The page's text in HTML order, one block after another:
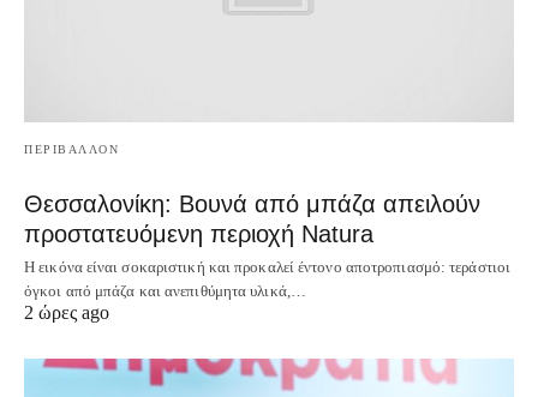
ΠΕΡΙΒΑΛΛΟΝ
Θεσσαλονίκη: Βουνά από μπάζα απειλούν
προστατευόμενη περιοχή Natura
Η εικόνα είναι σοκαριστική και προκαλεί έντονο αποτροπιασμό: τεράστιοι
όγκοι από μπάζα και ανεπιθύμητα υλικά,…
2 ώρες ago